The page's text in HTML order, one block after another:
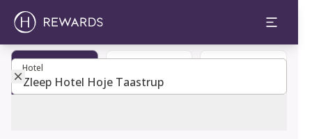
Hotel
Hotel